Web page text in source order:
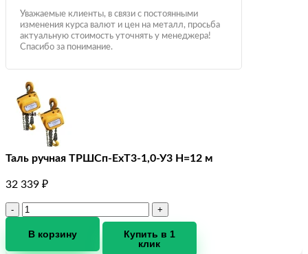
Уважаемые клиенты, в связи с постоянными
изменения курса валют и цен на металл, просьба
актуальную стоимость уточнять у менеджера!
Спасибо за понимание.
Таль ручная ТРШCп-ЕхТ3-1,0-У3 Н=12 м
32 339 ₽
Количество
Таль
В корзину
Купить в 1
клик